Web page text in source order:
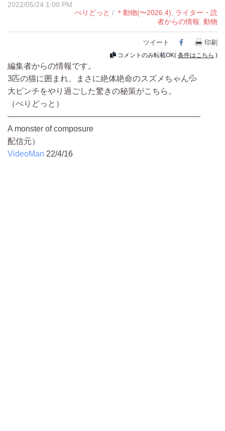
2022/05/24 1:00 PM
ぺりどっと / ＊動物(〜2026.4), ライター・読
者からの情報, 動物
ツイート Facebook
印刷
コメントのみ転載OK( 条件はこちら )
編集者からの情報です。
3匹の猫に囲まれ、まさに絶体絶命のスズメちゃん💦
大ピンチをやり過ごした驚きの秘策がこちら。
（ぺりどっと）
————————————————————————
A monster of composure
配信元）
VideoMan 22/4/16